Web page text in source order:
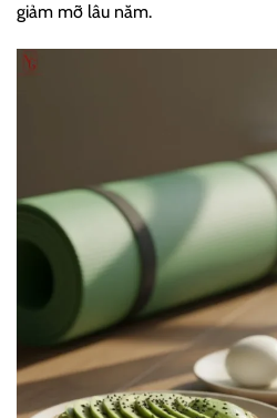
giảm mỡ lâu năm.